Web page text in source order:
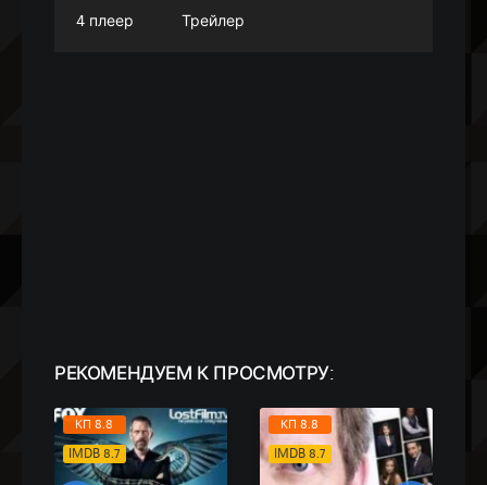
4 плеер Трейлер
РЕКОМЕНДУЕМ К ПРОСМОТРУ:
КП 8.8
IMDB 8.7
КП 8.8
IMDB 8.7